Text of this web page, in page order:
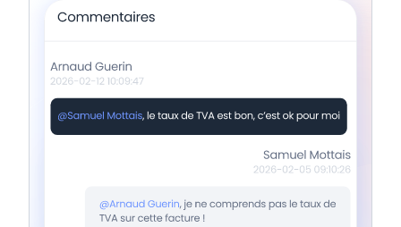
+ Importer un fichier + Importer un fichier + Importer un fichier
Vos actions prioritaires